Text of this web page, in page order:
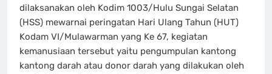
dilaksanakan oleh Kodim 1003/Hulu Sungai Selatan
(HSS) mewarnai peringatan Hari Ulang Tahun (HUT)
Kodam VI/Mulawarman yang Ke 67, kegiatan
kemanusiaan tersebut yaitu pengumpulan kantong
kantong darah atau donor darah yang dilakukan oleh